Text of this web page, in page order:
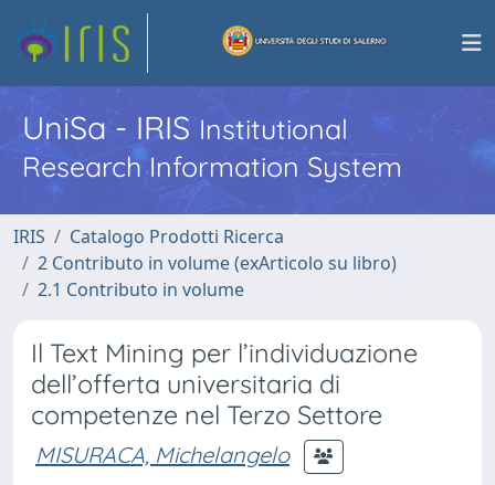
UniSa - IRISInstitutional
Research Information System
IRIS
Catalogo Prodotti Ricerca
2 Contributo in volume (exArticolo su libro)
2.1 Contributo in volume
Il Text Mining per l’individuazione
dell’offerta universitaria di
competenze nel Terzo Settore
MISURACA, Michelangelo